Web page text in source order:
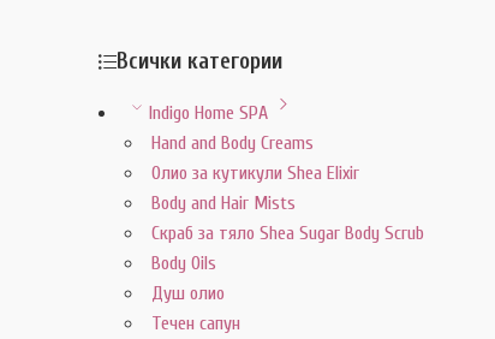
Всички категории
Indigo Home SPA
Hand and Body Creams
Олио за кутикули Shea Elixir
Body and Hair Mists
Скраб за тяло Shea Sugar Body Scrub
Body Oils
Душ олио
Течен сапун